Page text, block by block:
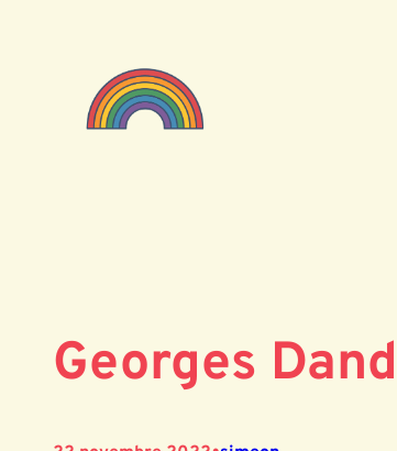
Georges